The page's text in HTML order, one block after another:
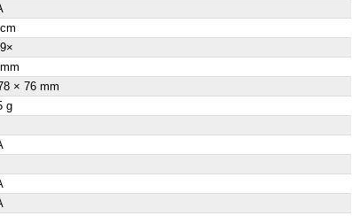
× 76 mm
g